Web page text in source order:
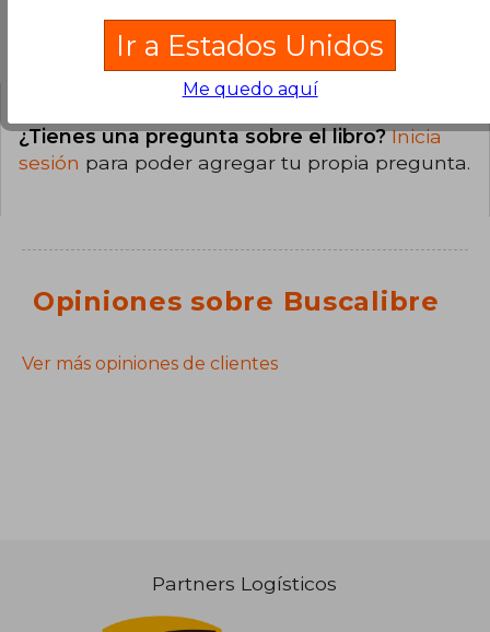
Preguntas y respuestas sobre el libro
¿Tienes una pregunta sobre el libro?Inicia
sesión para poder agregar tu propia pregunta.
Opiniones sobre Buscalibre
Ver más opiniones de clientes
Partners Logísticos
Ir a Estados Unidos
Me quedo aquí